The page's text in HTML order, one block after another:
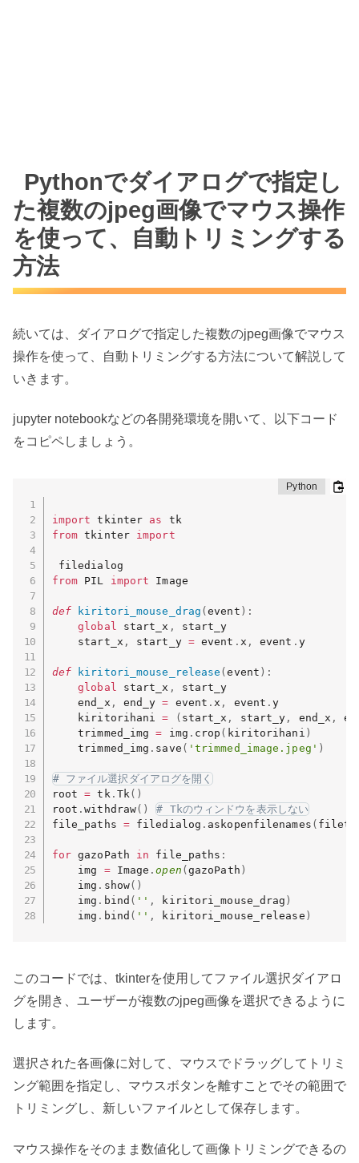
Pythonでダイアログで指定し
た複数のjpeg画像でマウス操作
を使って、自動トリミングする
方法
続いては、ダイアログで指定した複数のjpeg画像でマウス
操作を使って、自動トリミングする方法について解説して
いきます。
jupyter notebookなどの各開発環境を開いて、以下コード
をコピペしましょう。
import tkinter as
tk
from tkinter import
from PIL import Image
def kiritori_mouse_drag (event ) :
global start_x ,
start_y
    start_x
, start_y = event . x , event . y
def kiritori_mouse_release (event ) :
global start_x ,
start_y
    end_x
, end_y = event .x , event .y
    kiritorihani
= ( start_x , start_y , end_x ,
    trimmed_img
= img . crop ( kiritorihani )
    trimmed_img
. save ( 'trimmed_image.jpeg' )
# ファイル選択ダイアログを開く
root = tk. Tk( )
root .withdraw( )
# Tkのウィンドウを表示しない
file_paths = filedialog . askopenfilenames (
for gazoPath in file_paths :
    img
= Image .open ( gazoPath )
    img
. show( )
    img
. bind ( '' , kiritori_mouse_drag )
    img
. bind ( '' , kiritori_mouse_release )
このコードでは、tkinterを使用してファイル選択ダイアロ
グを開き、ユーザーが複数のjpeg画像を選択できるように
します。
選択された各画像に対して、マウスでドラッグしてトリミ
ング範囲を指定し、マウスボタンを離すことでその範囲で
トリミングし、新しいファイルとして保存します。
マウス操作をそのまま数値化して画像トリミングできるの